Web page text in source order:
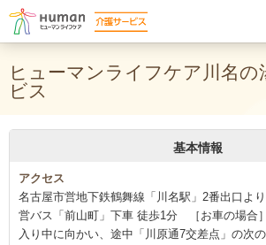
ヒューマンライフケア川名の
ビス
基本情報
アクセス
名古屋市営地下鉄鶴舞線「川名駅」2番出口よ
営バス「前山町」下車 徒歩1分 ［お車の場合
入り中に向かい、途中「川原通7交差点」の次